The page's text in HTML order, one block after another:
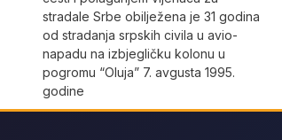
stradale Srbe obilježena je 31 godina
od stradanja srpskih civila u avio-
napadu na izbjegličku kolonu u
pogromu “Oluja” 7. avgusta 1995.
godine